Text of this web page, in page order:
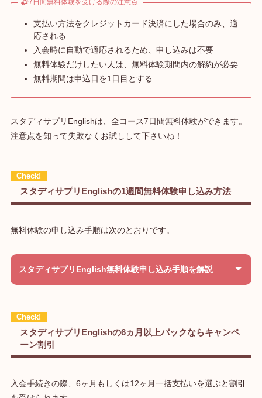
7日間無料体験を受ける際の注意点
支払い方法をクレジットカード決済にした場合のみ、適
応される
入会時に自動で適応されるため、申し込みは不要
無料体験だけしたい人は、無料体験期間内の解約が必要
無料期間は申込日を1日目とする
スタディサプリEnglishは、全コース7日間無料体験ができます。
注意点を知って失敗なくお試しして下さいね！
スタディサプリEnglishの1週間無料体験申し込み方法
無料体験の申し込み手順は次のとおりです。
スタディサプリEnglish無料体験申し込み手順を解説
スタディサプリEnglishの6ヵ月以上パックならキャンペ
ーン割引
入会手続きの際、6ヶ月もしくは12ヶ月一括支払いを選ぶと割引